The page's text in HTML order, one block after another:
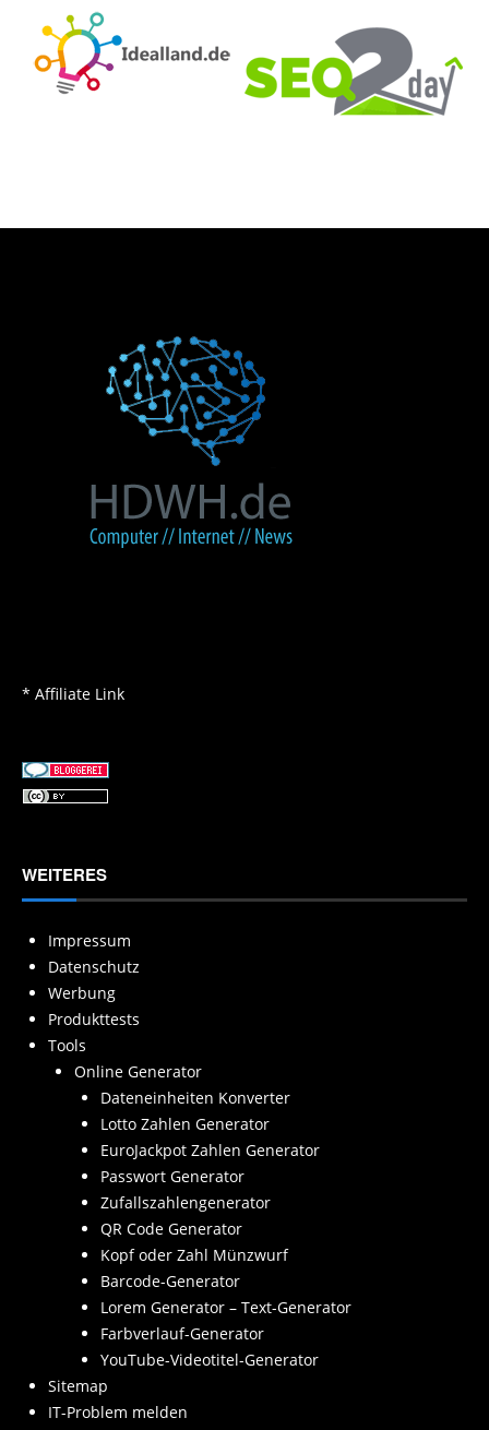
* Affiliate Link
WEITERES
Impressum
Datenschutz
Werbung
Produkttests
Tools
Online Generator
Dateneinheiten Konverter
Lotto Zahlen Generator
EuroJackpot Zahlen Generator
Passwort Generator
Zufallszahlengenerator
QR Code Generator
Kopf oder Zahl Münzwurf
Barcode-Generator
Lorem Generator – Text-Generator
Farbverlauf-Generator
YouTube-Videotitel-Generator
Sitemap
IT-Problem melden